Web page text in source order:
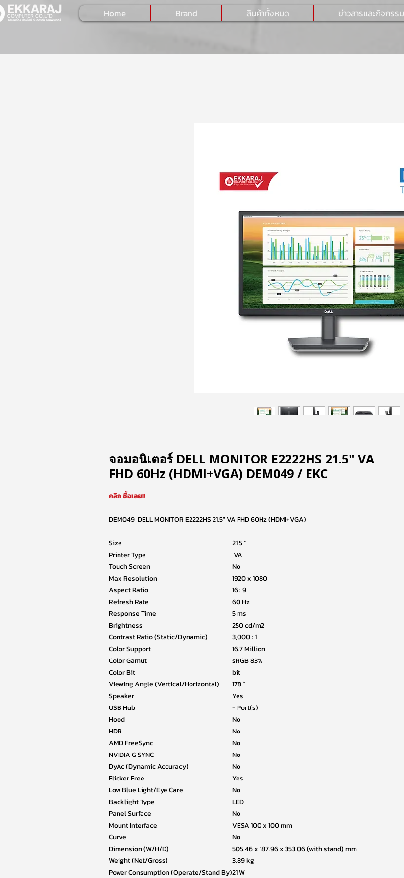
Home Brand สินค้าทั้งหมด ข่าวสารและกิจกรรม
จอมอนิเตอร์ DELL MONITOR E2222HS 21.5" VA
FHD 60Hz (HDMI+VGA) DEM049 / EKC
คลิก ซื้อเลย!!
DEM049 DELL MONITOR E2222HS 21.5" VA FHD 60Hz (HDMI+VGA)
Size
21.5 ''
Printer Type
VA
Touch Screen
No
Max Resolution
1920 x 1080
Aspect Ratio
16 : 9
Refresh Rate
60 Hz
Response Time
5 ms
Brightness
250 cd/m2
Contrast Ratio (Static/Dynamic)
3,000 : 1
Color Support
16.7 Million
Color Gamut
sRGB 83%
Color Bit
bit
Viewing Angle (Vertical/Horizontal)
178 °
Speaker
Yes
USB Hub
- Port(s)
Hood
No
HDR
No
AMD FreeSync
No
NVIDIA G SYNC
No
DyAc (Dynamic Accuracy)
No
Flicker Free
Yes
Low Blue Light/Eye Care
No
Backlight Type
LED
Panel Surface
No
Mount Interface
VESA 100 x 100 mm
Curve
No
Dimension (W/H/D)
505.46 x 187.96 x 353.06 (with stand) mm
Weight (Net/Gross)
3.89 kg
Power Consumption (Operate/Stand By)21 W